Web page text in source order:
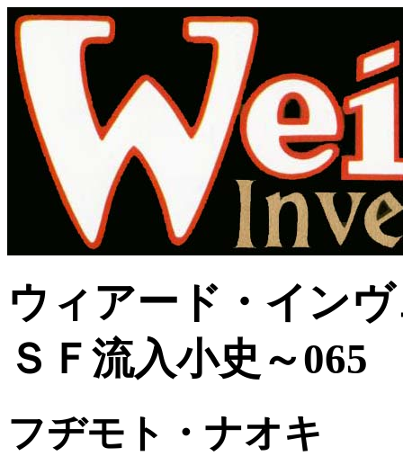
ウィアード・イン
ＳＦ流入小史～065
フヂモト・ナオキ